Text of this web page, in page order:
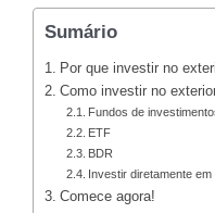
Sumário
Por que investir no
Como investir no
Fundos de
ETF
BDR
Investir diretamente
Comece agora!